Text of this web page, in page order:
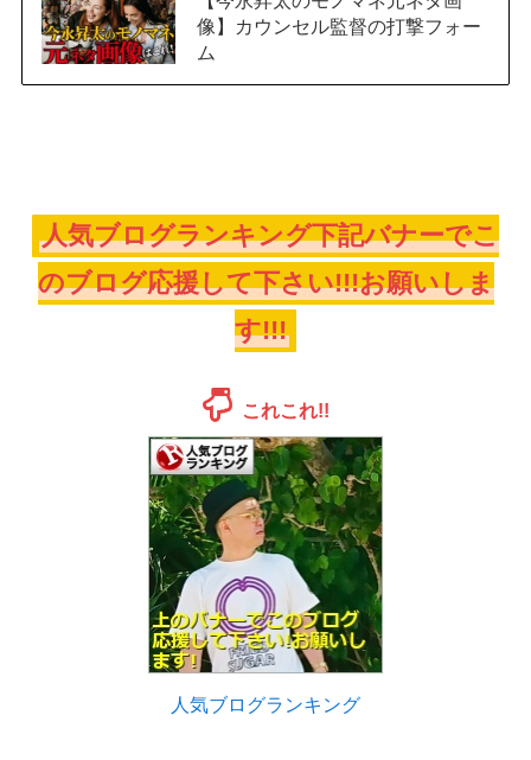
像】カウンセル監督の打撃フォー
ム
人気ブログランキング下記バナーでこ
のブログ応援して下さい!!!お願いしま
す!!!
これこれ!!
人気ブログランキング